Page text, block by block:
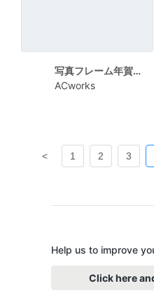
写真フレーム年賀状 グレート黄色の不揃いシマシマ
ACworks
< 1 2 3
Help us to improve
Click here